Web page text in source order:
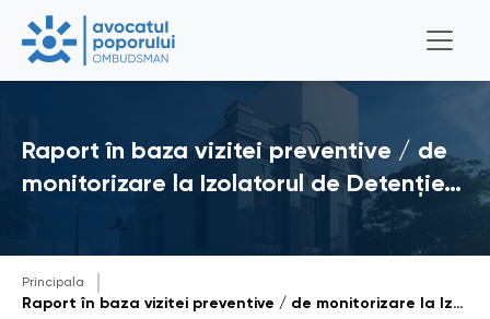
Raport în baza vizitei preventive / de
monitorizare la Izolatorul de Detenție…
Principala
Raport în baza vizitei preventive / de monitorizare la Izolatorul de Detenție Provizorie din cadrul Inspectoratului de Poliție Ungheni, efectuate la data de 20 aprilie 2023